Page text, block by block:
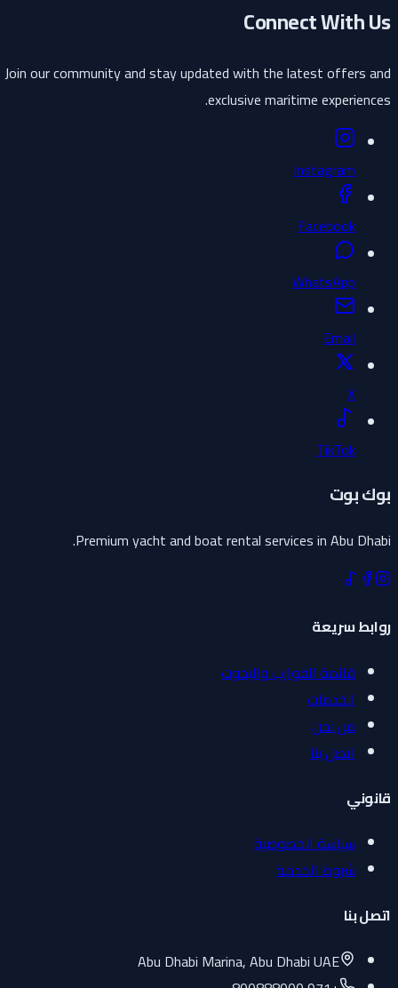
Connect With Us
Join our community and stay updated with the latest offers and
exclusive maritime experiences.
Instagram
Facebook
WhatsApp
Email
X
TikTok
بوك بوت
Premium yacht and boat rental services in Abu Dhabi.
روابط سريعة
قائمة القوارب واليخوت
الخدمات
من نحن
اتصل بنا
قانوني
سياسة الخصوصية
شروط الخدمة
اتصل بنا
Abu Dhabi Marina, Abu Dhabi UAE